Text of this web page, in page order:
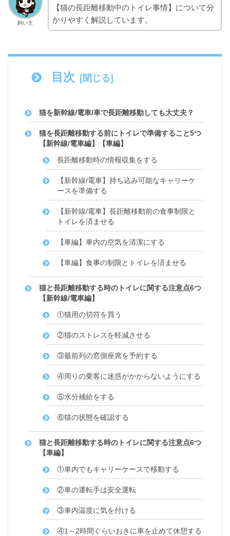
飼い主
【猫の長距離移動中のトイレ事情】について分
かりやすく解説しています。
目次
猫を新幹線/電車/車で長距離移動しても大丈夫？
猫を長距離移動する前にトイレで準備すること5つ
【新幹線/電車編】【車編】
長距離移動時の情報収集をする
【新幹線/電車】持ち込み可能なキャリーケ
ースを準備する
【新幹線/電車】長距離移動前の食事制限と
トイレを済ませる
【車編】車内の空気を清潔にする
【車編】食事の制限とトイレを済ませる
猫と長距離移動する時のトイレに関する注意点6つ
【新幹線/電車編】
①猫用の切符を買う
②猫のストレスを軽減させる
③最前列の窓側座席を予約する
④周りの乗客に迷惑がかからないようにする
⑤水分補給をする
⑥猫の状態を確認する
猫と長距離移動する時のトイレに関する注意点6つ
【車編】
①車内でもキャリーケースで移動する
②車の運転手は安全運転
③車内温度に気を付ける
④1～2時間ぐらいおきに車を止めて休憩する